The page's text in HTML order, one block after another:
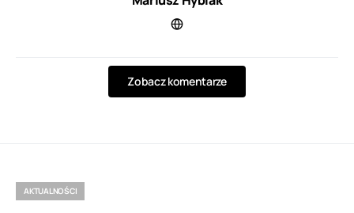
Zobacz komentarze
AKTUALNOŚCI